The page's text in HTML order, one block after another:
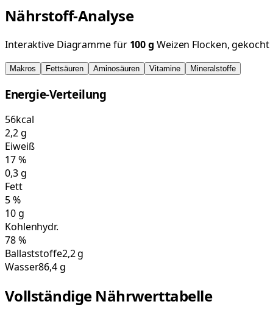
Nährstoff-Analyse
Interaktive Diagramme für 100g Weizen Flocken, gekocht
Makros Fettsäuren Aminosäuren Vitamine Mineralstoffe
Energie-Verteilung
56kcal
2,2g
Eiweiß
17%
0,3g
Fett
5%
10g
Kohlenhydr.
78%
Ballaststoffe2,2 g
Wasser86,4 g
Vollständige Nährwerttabelle